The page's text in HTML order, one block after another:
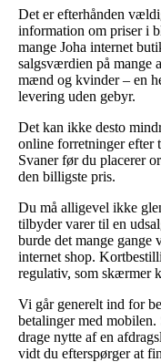
Det er efterhånden
information om priser i
mange Joha internet
salgsværdien på mange
mænd og kvinder – en
levering uden gebyr.
Det kan ikke desto
online forretninger efter
Svaner før du placerer
den billigste pris.
Du må alligevel ikke
tilbyder varer til en
burde det mange gange
internet shop.
regulativ, som skærmer
Vi går generelt ind for
betalinger med
drage nytte af en
vidt du efterspørger at